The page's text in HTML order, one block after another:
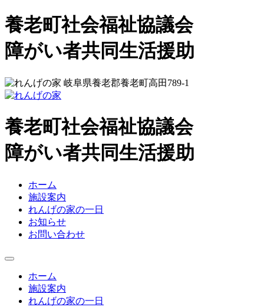
コ
ン
テ
ン
へ
ス
ッ
プ
養老町社会福祉協議会
障がい者共同生活援助
岐阜県養老郡養老町高田789-1
養老町社会福祉協議会
障がい者共同生活援助
ホーム
施設案内
れんげの家の一日
お知らせ
お問い合わせ
ホーム
施設案内
れんげの家の一日